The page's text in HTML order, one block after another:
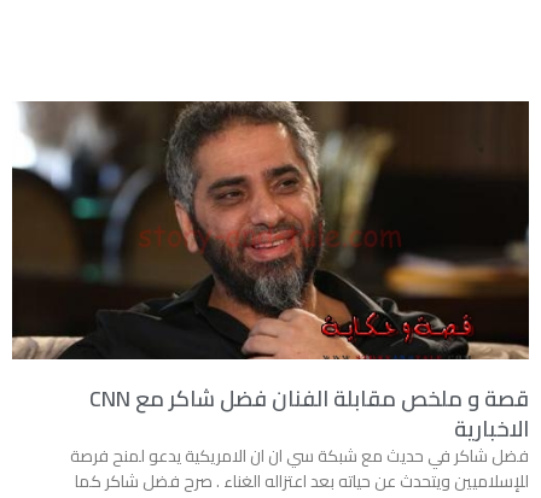
قصة و ملخص مقابلة الفنان فضل شاكر مع CNN
الاخبارية
فضل شاكر في حديث مع شبكة سي ان ان الامريكية يدعو لمنح فرصة
للإسلاميين ويتحدث عن حياته بعد اعتزاله الغناء . صرح فضل شاكر كما